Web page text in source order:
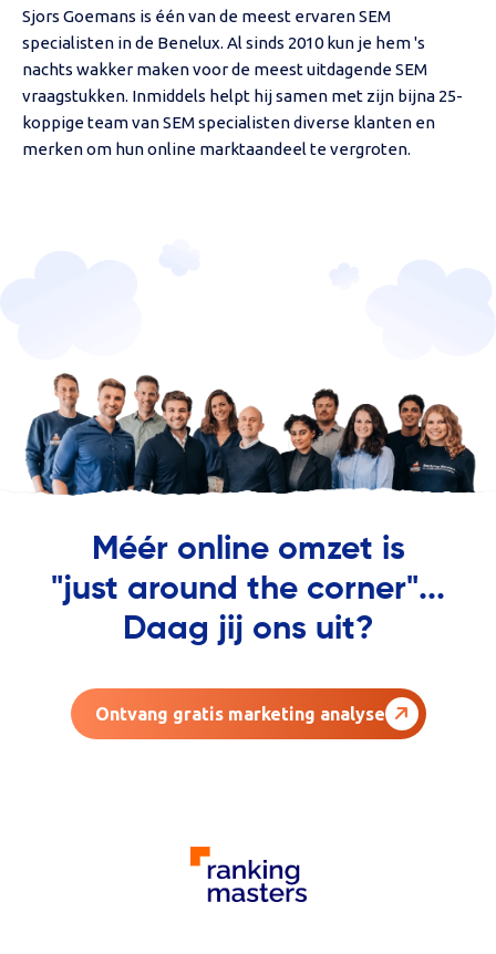
Sjors Goemans is één van de meest ervaren SEM
specialisten in de Benelux. Al sinds 2010 kun je hem 's
nachts wakker maken voor de meest uitdagende SEM
vraagstukken. Inmiddels helpt hij samen met zijn bijna 25-
koppige team van SEM specialisten diverse klanten en
merken om hun online marktaandeel te vergroten.
Méér online omzet is
"just around the corner"...
Daag jij ons uit?
Ontvang gratis marketing analyse